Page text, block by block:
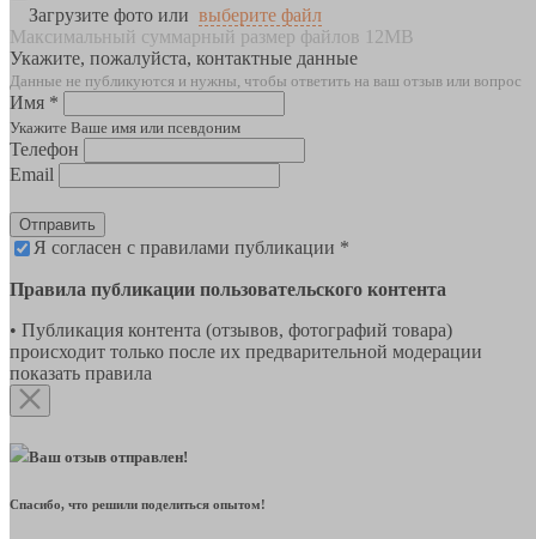
Загрузите фото или выберите файл
Максимальный суммарный размер файлов 12MB
Укажите, пожалуйста, контактные данные
Данные не публикуются и нужны, чтобы ответить на ваш отзыв или вопрос
Имя *
Укажите Ваше имя или псевдоним
Телефон
Email
Отправить
Я согласен с правилами публикации *
Правила публикации пользовательского контента
• Публикация контента (отзывов, фотографий товара)
происходит только после их предварительной модерации
показать правила
Ваш отзыв отправлен!
Спасибо, что решили поделиться опытом!